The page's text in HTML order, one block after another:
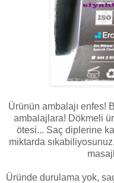
Ürünün ambalajı enfes!
ambalajlara! Dökmeli
ötesi... Saç diplerine
miktarda
Üründe durulama yok,